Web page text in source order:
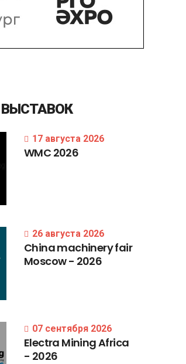
ВЫСТАВОК
17 августа 2026
WMC 2026
26 августа 2026
Chinamachineryfair
Moscow- 2026
07 сентября 2026
Electra MiningAfrica
- 2026